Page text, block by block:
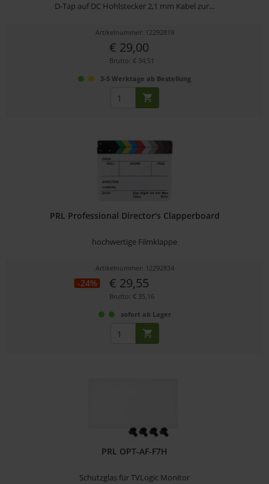
D-Tap auf DC Hohlstecker 2,1 mm Kabel zur...
Artikelnummer: 12292819
€ 29,00
Brutto: € 34,51
3-5 Werktage ab Bestellung
PRL Professional Director's Clapperboard
hochwertige Filmklappe
Artikelnummer: 12292834
-24% € 29,55
Brutto: € 35,16
sofort ab Lager
PRL OPT-AF-F7H
Schutzglas für TVLogic Monitor